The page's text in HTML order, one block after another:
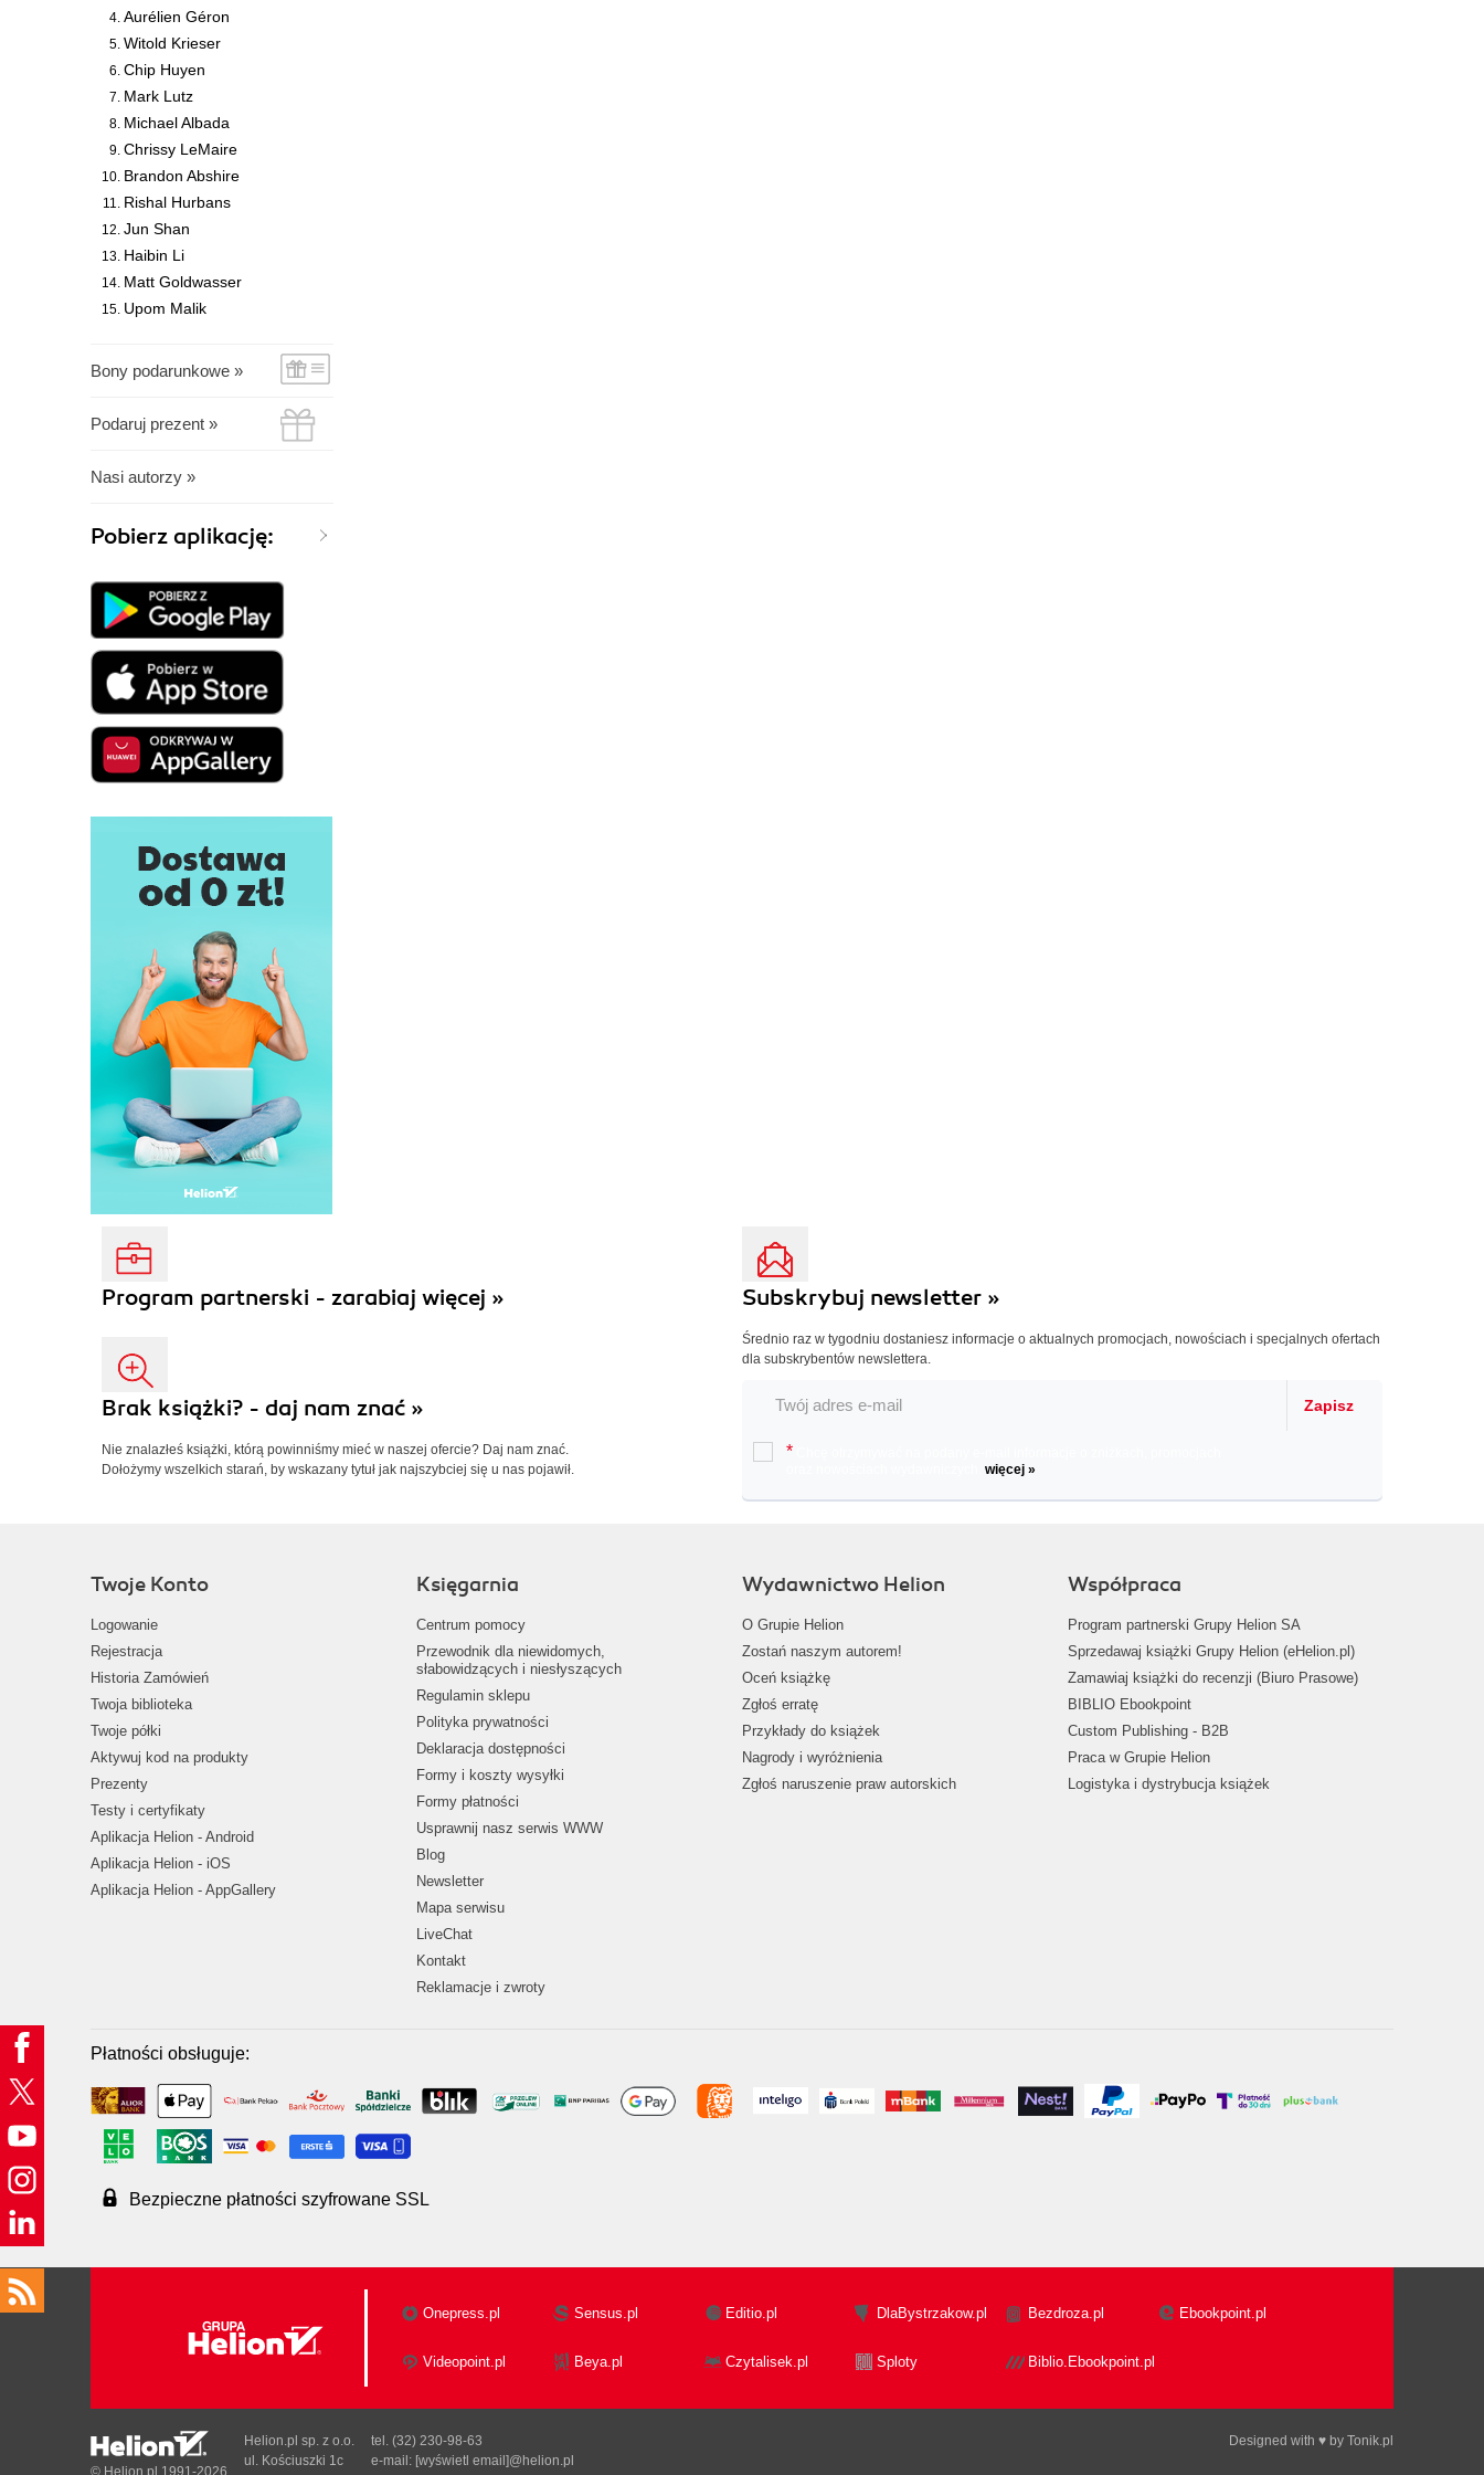
Aurélien Géron
Witold Krieser
Chip Huyen
Mark Lutz
Michael Albada
Chrissy LeMaire
Brandon Abshire
Rishal Hurbans
Jun Shan
Haibin Li
Matt Goldwasser
Upom Malik
Bony podarunkowe »
Podaruj prezent »
Nasi autorzy »
Pobierz aplikację:
Program partnerski - zarabiaj więcej »
Brak książki? - daj nam znać »
Nie znalazłeś książki, którą powinniśmy mieć w naszej ofercie? Daj nam znać.
Dołożymy wszelkich starań, by wskazany tytuł jak najszybciej się u nas pojawił.
Subskrybuj newsletter »
Średnio raz w tygodniu dostaniesz informacje o aktualnych promocjach, nowościach i specjalnych ofertach
dla subskrybentów newslettera.
Zapisz
*
więcej »
Twoje Konto
Logowanie
Rejestracja
Historia Zamówień
Twoja biblioteka
Twoje półki
Aktywuj kod na produkty
Prezenty
Testy i certyfikaty
Aplikacja Helion - Android
Aplikacja Helion - iOS
Aplikacja Helion - AppGallery
Księgarnia
Centrum pomocy
Przewodnik dla niewidomych,
słabowidzących i niesłyszących
Regulamin sklepu
Polityka prywatności
Deklaracja dostępności
Formy i koszty wysyłki
Formy płatności
Usprawnij nasz serwis WWW
Blog
Newsletter
Mapa serwisu
LiveChat
Kontakt
Reklamacje i zwroty
Wydawnictwo Helion
O Grupie Helion
Zostań naszym autorem!
Oceń książkę
Zgłoś erratę
Przykłady do książek
Nagrody i wyróżnienia
Zgłoś naruszenie praw autorskich
Współpraca
Program partnerski Grupy Helion SA
Sprzedawaj książki Grupy Helion (eHelion.pl)
Zamawiaj książki do recenzji (Biuro Prasowe)
BIBLIO Ebookpoint
Custom Publishing - B2B
Praca w Grupie Helion
Logistyka i dystrybucja książek
Płatności obsługuje:
Bezpieczne płatności szyfrowane SSL
Onepress.pl Sensus.pl Editio.pl DlaBystrzakow.pl Bezdroza.pl Ebookpoint.pl
Videopoint.pl Beya.pl Czytalisek.pl Sploty Biblio.Ebookpoint.pl
Designed with ♥ by Tonik.pl
© Helion.pl 1991-2026
Helion.pl sp. z o.o.
ul. Kościuszki 1c
tel. (32) 230-98-63
e-mail: [wyświetl email]@helion.pl